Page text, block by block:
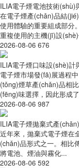
ILIA電子煙電池技術
在電子煙產(chǎn)品結
使用體驗的重要組成部分
重複使用的主機(jī)設
2026-08-06 676
ILIA電子煙口味設(shè)
電子煙市場發(fā)展過程
(tǒng)煙草產(chǎn)品相
(fēng)味選擇，因此形成
2026-08-06 987
ILIA電子煙拋棄式產
近年來，拋棄式電子煙在
(chǎn)品形式之一。相比
將電池、煙油與霧化...
2026-08-06 592